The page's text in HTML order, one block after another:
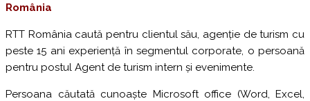
România
RTT România caută pentru clientul său, agenție de turism cu
peste 15 ani experiență în segmentul corporate, o persoană
pentru postul Agent de turism intern și evenimente.
Persoana căutată cunoaște Microsoft office (Word, Excel,